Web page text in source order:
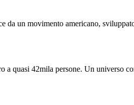
da un movimento americano,
quasi 42mila persone. Un universo